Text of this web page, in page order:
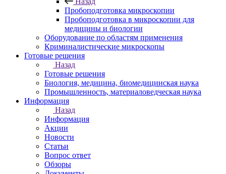
Пробоподготовка микроскопии
Пробоподготовка в микроскопии для
медицины и биологии
Оборудование по областям применения
Криминалистические микроскопы
Готовые решения
Назад
Готовые решения
Биология, медицина, биомедицинская наука
Промышленность, материаловедческая наука
Информация
Назад
Информация
Акции
Новости
Статьи
Вопрос ответ
Обзоры